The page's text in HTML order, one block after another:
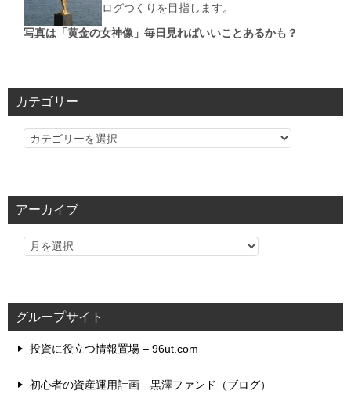
ログつくりを目指します。
写真は「黄金の女神像」毎日見ればいいことあるかも？
カテゴリー
カ
リ
アーカイブ
グループサイト
投資に役立つ情報置場 – 96ut.com
初心者の資産運用計画 黒澤ファンド（ブログ）